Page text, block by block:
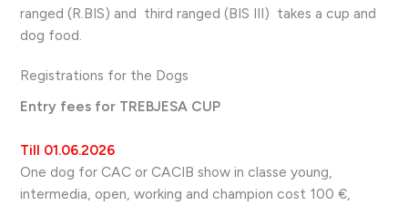
ranged (R.BIS) and third ranged (BIS III) takes a cup and
dog food.
Registrations for the Dogs
Entry fees for TREBJESA CUP
Till 01.06.2026
One dog for CAC or CACIB show in classe young,
intermedia, open, working and champion cost 100 €,